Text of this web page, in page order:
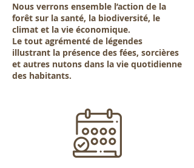
Nous verrons ensemble l’action de la
forêt sur la santé, la biodiversité, le
climat et la vie économique.
Le tout agrémenté de légendes
illustrant la présence des fées, sorcières
et autres nutons dans la vie quotidienne
des habitants.